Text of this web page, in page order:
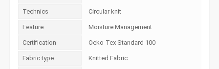
Technics Circular knit
Feature Moisture Management
Certification Oeko-Tex Standard 100
Fabric type Knitted Fabric